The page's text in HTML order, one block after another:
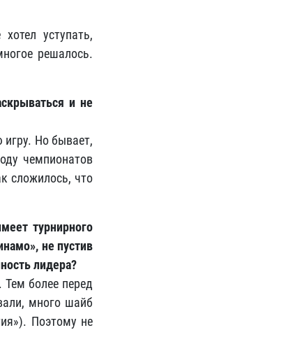
уступать,
решалось.
и не
игру. Но бывает,
чемпионатов
сложилось, что
турнирного
не пустив
лидера?
более перед
много шайб
Поэтому не